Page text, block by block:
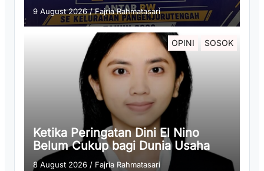
9 August 2026/Fajria Rahmatasari
OPINI SOSOK
Ketika Peringatan Dini El Nino
Belum Cukup bagi Dunia Usaha
8 August 2026 / Fajria Rahmatasari